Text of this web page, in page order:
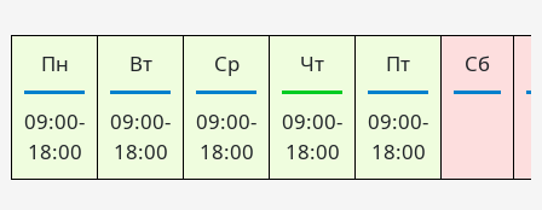
Пн
09:00-
18:00
Вт
09:00-
18:00
Ср
09:00-
18:00
Чт
09:00-
18:00
Пт
09:00-
18:00
Сб